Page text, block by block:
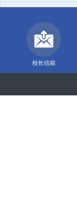
校长信箱